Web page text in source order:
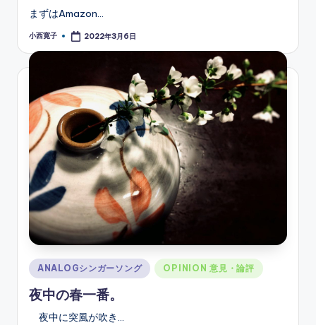
まずはAmazon…
Posted
小西寛子 2022年3月6日
Posted
in
ANALOGシンガーソング OPINION 意見・論評
夜中の春一番。
夜中に突風が吹き…